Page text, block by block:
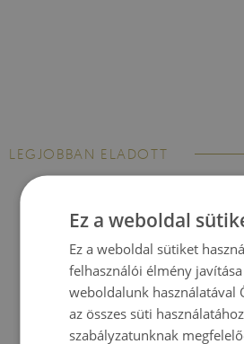
LEGJOBBAN ELADOTT
Ez a weboldal
Ez a weboldal sütiket
felhasználói élmény
weboldalunk használatával
az összes süti
szabályzatunknak